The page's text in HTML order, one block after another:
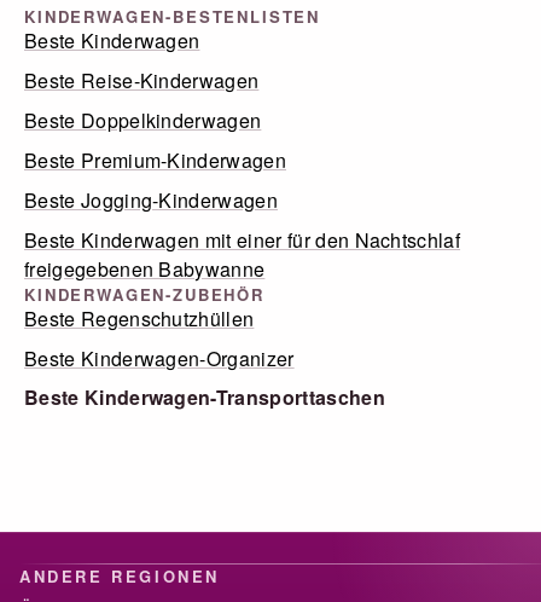
KINDERWAGEN-BESTENLISTEN
Beste Kinderwagen
Beste Reise-Kinderwagen
Beste Doppelkinderwagen
Beste Premium-Kinderwagen
Beste Jogging-Kinderwagen
Beste Kinderwagen mit einer für den Nachtschlaf
freigegebenen Babywanne
KINDERWAGEN-ZUBEHÖR
Beste Regenschutzhüllen
Beste Kinderwagen-Organizer
Beste Kinderwagen-Transporttaschen
ANDERE REGIONEN